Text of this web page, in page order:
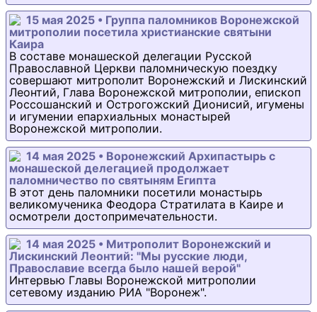
15 мая 2025 • Группа паломников Воронежской
митрополии посетила христианские святыни
Каира
В составе монашеской делегации Русской
Православной Церкви паломническую поездку
совершают митрополит Воронежский и Лискинский
Леонтий, Глава Воронежской митрополии, епископ
Россошанский и Острогожский Дионисий, игумены
и игумении епархиальных монастырей
Воронежской митрополии.
14 мая 2025 • Воронежский Архипастырь с
монашеской делегацией продолжает
паломничество по святыням Египта
В этот день паломники посетили монастырь
великомученика Феодора Стратилата в Каире и
осмотрели достопримечательности.
14 мая 2025 • Митрополит Воронежский и
Лискинский Леонтий: "Мы русские люди,
Православие всегда было нашей верой"
Интервью Главы Воронежской митрополии
сетевому изданию РИА "Воронеж".